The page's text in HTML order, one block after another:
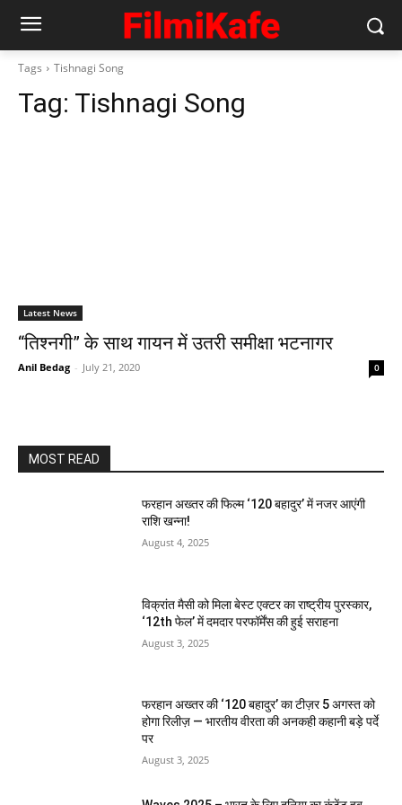
Tags Tishnagi Song
Tag: Tishnagi Song
Latest News
“तिश्नगी” के साथ गायन में उतरी समीक्षा भटनागर
Anil Bedag - July 21, 2020 0
MOST READ
फरहान अख्तर की फिल्म ‘120 बहादुर’ में नजर आएंगी
राशि खन्ना!
August 4, 2025
विक्रांत मैसी को मिला बेस्ट एक्टर का राष्ट्रीय पुरस्कार,
‘12th फेल’ में दमदार परफॉर्मेंस की हुई सराहना
August 3, 2025
फरहान अख्तर की ‘120 बहादुर’ का टीज़र 5 अगस्त को
होगा रिलीज़ — भारतीय वीरता की अनकही कहानी बड़े पर्दे
पर
August 3, 2025